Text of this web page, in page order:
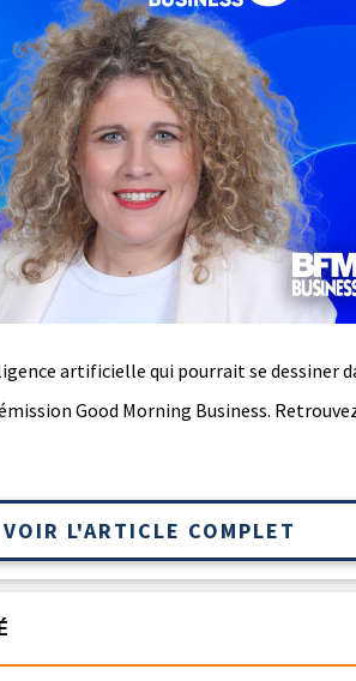
artificielle qui pourrait se dessiner
Good Morning Business.
VOIR L'ARTICLE COMPLET